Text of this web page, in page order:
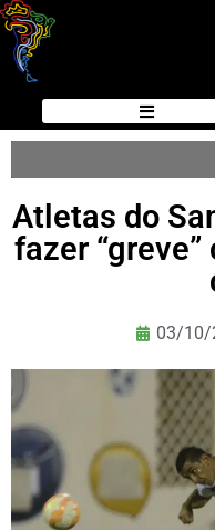
Atletas do
fazer
03/10/